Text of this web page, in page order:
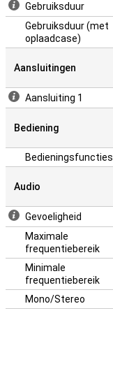
Gebruiksduur
Gebruiksduur (met
oplaadcase)
Aansluitingen
Aansluiting 1
Bediening
Bedieningsfuncties
Audio
Gevoeligheid
Maximale
frequentiebereik
Minimale
frequentiebereik
Mono/Stereo